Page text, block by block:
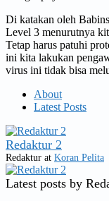
Di katakan oleh
Level 3 menurutnya
Tetap harus patuhi
ini kita lakukan
virus ini tidak bisa
About
Latest Posts
Redaktur 2
Redaktur at Koran Pelita
Latest posts by